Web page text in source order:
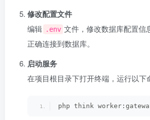
修改配置文件
编辑 .env 文件，修改数据库配置信
正确连接到数据库。
启动服务
在项目根目录下打开终端，运行以下
php think